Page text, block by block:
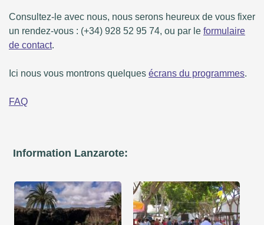
Consultez-le avec nous, nous serons heureux de vous fixer
un rendez-vous : (+34) 928 52 95 74, ou par le formulaire
de contact.
Ici nous vous montrons quelques écrans du programmes.
FAQ
Information Lanzarote: